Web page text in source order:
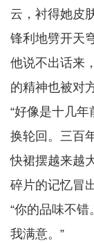
云，衬得她皮
锋利地劈开天穹
他说不出话来
的精神也被对
“好像是十几
换轮回。三百
快裙摆越来越
碎片的记忆冒
“你的品味不错
我满意。”